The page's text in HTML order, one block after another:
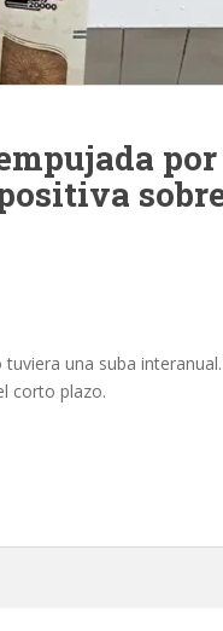
una suba
corto plazo.